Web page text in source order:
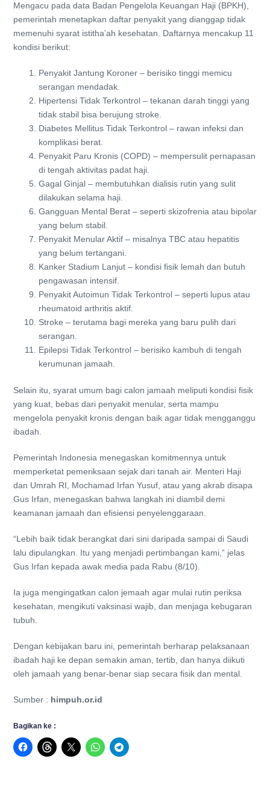
Mengacu pada data Badan Pengelola Keuangan Haji (BPKH),
pemerintah menetapkan daftar penyakit yang dianggap tidak
memenuhi syarat istitha’ah kesehatan. Daftarnya mencakup 11
kondisi berikut:
Penyakit Jantung Koroner – berisiko tinggi memicu
serangan mendadak.
Hipertensi Tidak Terkontrol – tekanan darah tinggi yang
tidak stabil bisa berujung stroke.
Diabetes Mellitus Tidak Terkontrol – rawan infeksi dan
komplikasi berat.
Penyakit Paru Kronis (COPD) – mempersulit pernapasan
di tengah aktivitas padat haji.
Gagal Ginjal – membutuhkan dialisis rutin yang sulit
dilakukan selama haji.
Gangguan Mental Berat – seperti skizofrenia atau bipolar
yang belum stabil.
Penyakit Menular Aktif – misalnya TBC atau hepatitis
yang belum tertangani.
Kanker Stadium Lanjut – kondisi fisik lemah dan butuh
pengawasan intensif.
Penyakit Autoimun Tidak Terkontrol – seperti lupus atau
rheumatoid arthritis aktif.
Stroke – terutama bagi mereka yang baru pulih dari
serangan.
Epilepsi Tidak Terkontrol – berisiko kambuh di tengah
kerumunan jamaah.
Selain itu, syarat umum bagi calon jamaah meliputi kondisi fisik
yang kuat, bebas dari penyakit menular, serta mampu
mengelola penyakit kronis dengan baik agar tidak mengganggu
ibadah.
Pemerintah Indonesia menegaskan komitmennya untuk
memperketat pemeriksaan sejak dari tanah air. Menteri Haji
dan Umrah RI, Mochamad Irfan Yusuf, atau yang akrab disapa
Gus Irfan, menegaskan bahwa langkah ini diambil demi
keamanan jamaah dan efisiensi penyelenggaraan.
“Lebih baik tidak berangkat dari sini daripada sampai di Saudi
lalu dipulangkan. Itu yang menjadi pertimbangan kami,” jelas
Gus Irfan kepada awak media pada Rabu (8/10).
Ia juga mengingatkan calon jemaah agar mulai rutin periksa
kesehatan, mengikuti vaksinasi wajib, dan menjaga kebugaran
tubuh.
Dengan kebijakan baru ini, pemerintah berharap pelaksanaan
ibadah haji ke depan semakin aman, tertib, dan hanya diikuti
oleh jamaah yang benar-benar siap secara fisik dan mental.
Sumber : himpuh.or.id
Bagikan ke :